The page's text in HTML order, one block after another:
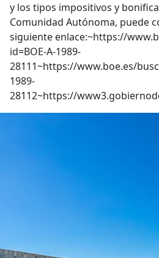
y los tipos impositivos y
Comunidad Autónoma, puede
siguiente enlace:~https://
id=BOE-A-1989-
28111~https://www.boe.es/
1989-
28112~https://